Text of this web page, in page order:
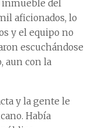
inmueble del
aficionados, lo
y el equipo no
escuchándose
aun con la
y la gente le
Había